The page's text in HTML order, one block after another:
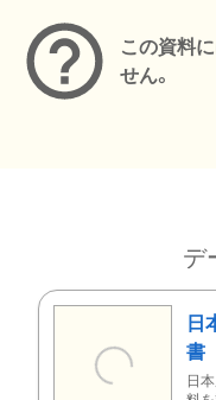
この資料
せん。
デ
日
書
日